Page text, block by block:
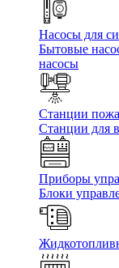
Насосы для
Бытовые
насосы
Станции
Станции для
Приборы
Блоки